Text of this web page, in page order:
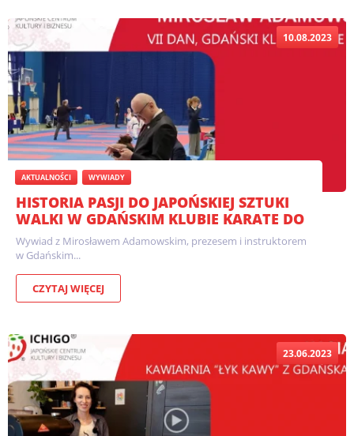
10.08.2023
AKTUALNOŚCI WYWIADY
HISTORIA PASJI DO JAPOŃSKIEJ SZTUKI
WALKI W GDAŃSKIM KLUBIE KARATE DO
Wywiad z Mirosławem Adamowskim, prezesem i instruktorem
w Gdańskim...
CZYTAJ WIĘCEJ
23.06.2023